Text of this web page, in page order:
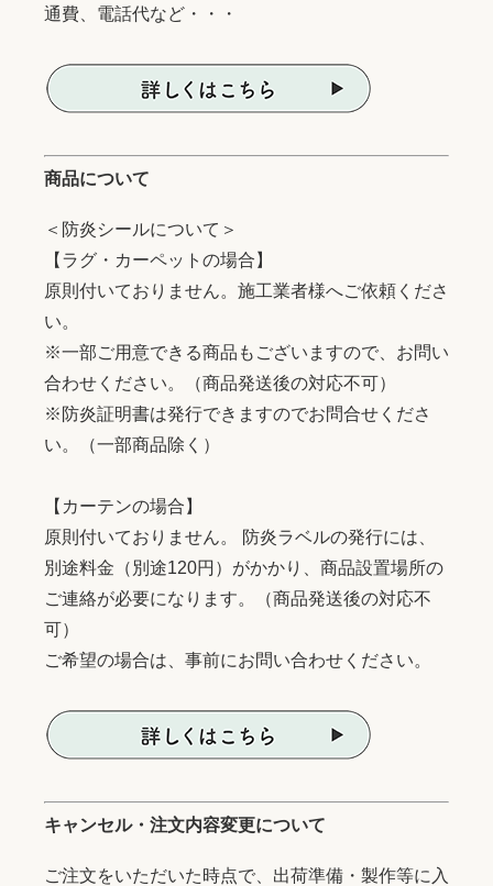
通費、電話代など・・・
商品について
＜防炎シールについて＞
【ラグ・カーペットの場合】
原則付いておりません。施工業者様へご依頼くださ
い。
※一部ご用意できる商品もございますので、お問い
合わせください。（商品発送後の対応不可）
※防炎証明書は発行できますのでお問合せくださ
い。（一部商品除く）
【カーテンの場合】
原則付いておりません。 防炎ラベルの発行には、
別途料金（別途120円）がかかり、商品設置場所の
ご連絡が必要になります。（商品発送後の対応不
可）
ご希望の場合は、事前にお問い合わせください。
キャンセル・注文内容変更について
ご注文をいただいた時点で、出荷準備・製作等に入